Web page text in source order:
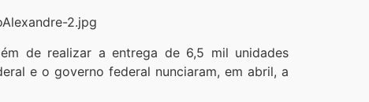
de realizar a entrega de 6,5 mil unidades
e o governo federal nunciaram, em abril, a